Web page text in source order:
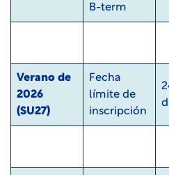
B-term
Verano de
2026
(SU27)
Fecha
límite de
inscripción